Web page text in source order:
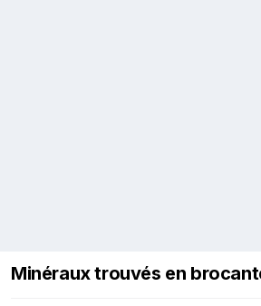
Minéraux trouvés en